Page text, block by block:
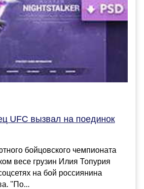
UFC вызвал на поединок
бойцовского чемпионата
весе грузин Илия Топурия
на бой россиянина
"По...